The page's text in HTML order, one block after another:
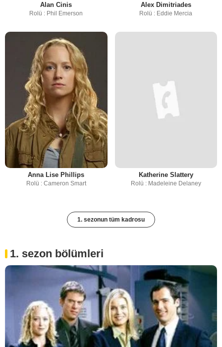
Alan Cinis
Rolü : Phil Emerson
Alex Dimitriades
Rolü : Eddie Mercia
Anna Lise Phillips
Rolü : Cameron Smart
Katherine Slattery
Rolü : Madeleine Delaney
1. sezonun tüm kadrosu
1. sezon bölümleri